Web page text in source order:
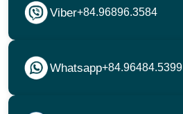
Viber+84.96896.3584
Whatsapp+84.96484.5399